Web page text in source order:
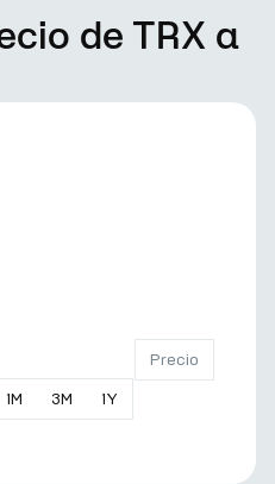
de TRX a
1M 3M 1Y
Precio